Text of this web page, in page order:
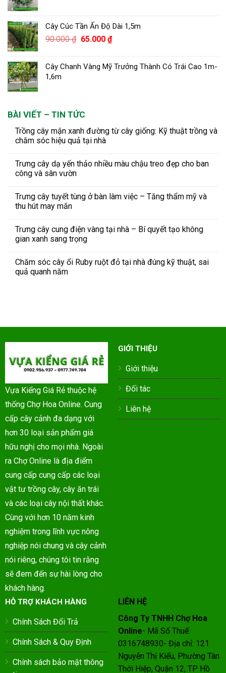
Cây Cúc Tần Ấn Độ Dài 1,5m
90.000₫ Giá
90.000 ₫.
65.000 ₫Giá
là:
Cây Chanh Vàng Mỹ Trưởng Thành Có Trái Cao 1m-
1,6m
BÀI VIẾT – TIN TỨC
Trồng cây mận xanh đường từ cây giống: Kỹ thuật trồng và
chăm sóc hiệu quả tại nhà
Trưng cây dạ yến thảo nhiều màu chậu treo đẹp cho ban
công và sân vườn
Trưng cây tuyết tùng ở bàn làm việc – Tăng thẩm mỹ và
thu hút may mắn
Trưng cây cung điện vàng tại nhà – Bí quyết tạo không
gian xanh sang trọng
Chăm sóc cây ổi Ruby ruột đỏ tại nhà đúng kỹ thuật, sai
quả quanh năm
Vựa Kiểng Giá Rẻ thuộc hệ
thống Chợ Hoa Online. Cung
cấp cây cảnh đa dạng với
hơn 30 loại sản phẩm giá
hữu nghị cho mọi nhà. Ngoài
ra Chợ Online là địa điểm
cung cấp cung cấp các loại
vật tư trồng cây, cây ăn trái
và các loại cây nội thất khác.
Cùng với hơn 10 năm kinh
nghiệm trong lĩnh vực nông
nghiệp nói chung và cây cảnh
nói riêng, chúng tôi tin rằng
sẽ đem đến sự hài lòng cho
khách hàng.
GIỚI THIỆU
Giới thiệu
Đối tác
Liên hệ
HỖ TRỢ KHÁCH HÀNG
Chính Sách Đổi Trả
Chính Sách & Quy Định
Chính sách bảo mật thông
LIÊN HỆ
Công Ty TNHH Chợ Hoa
Online- Mã Số Thuế:
0316748930- Địa chỉ: 121
Nguyễn Thị Kiểu, Phường Tân
Thới Hiệp, Quận 12, TP Hồ